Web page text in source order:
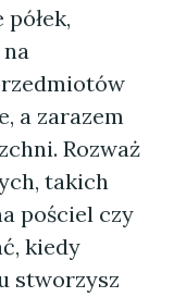
a zarazem
Rozważ
takich
pościel czy
kiedy
stworzysz